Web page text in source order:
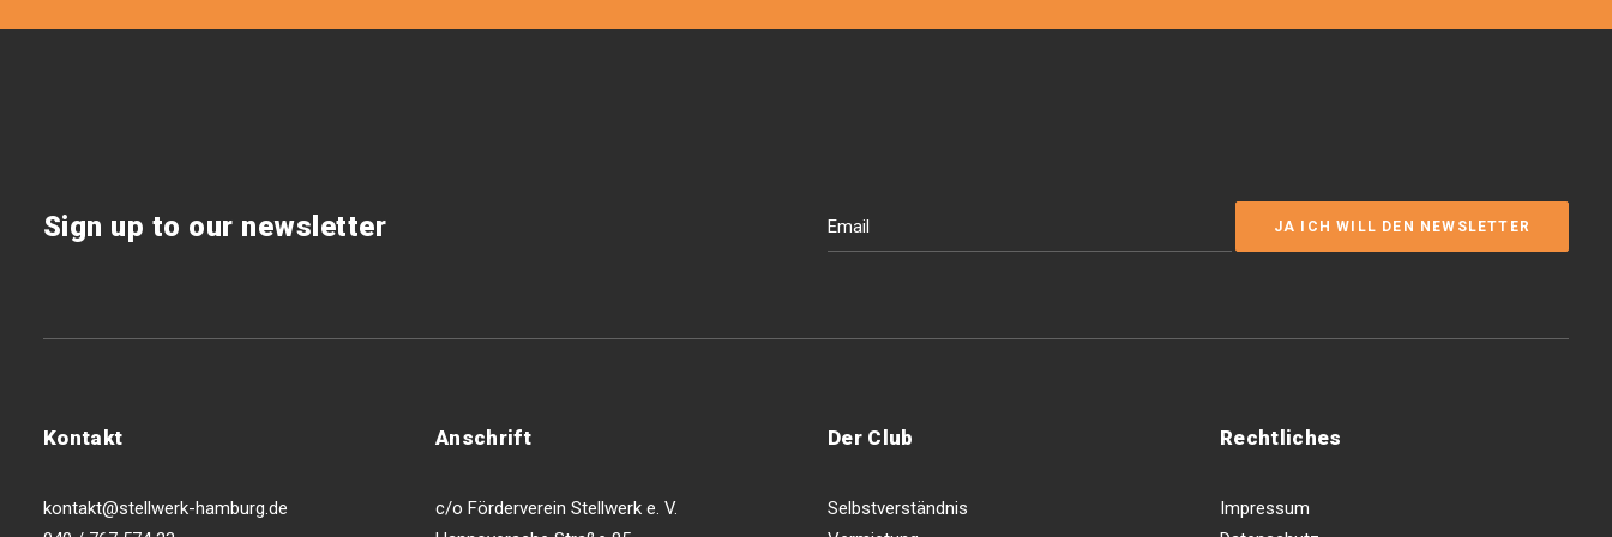
Sign up to our newsletter
Kontakt
kontakt@stellwerk-hamburg.de
Anschrift
c/o Förderverein Stellwerk e. V.
Der Club
Selbstverständnis
Rechtliches
Impressum